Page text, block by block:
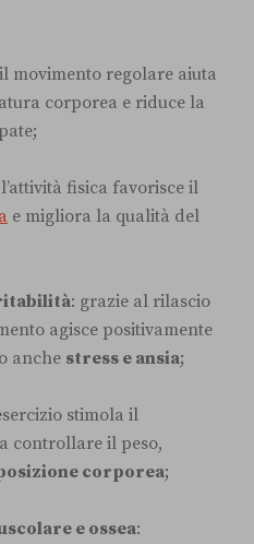
movimento regolare aiuta
corporea e riduce la
fisica favorisce il
e migliora la qualità del
: grazie al rilascio
agisce positivamente
anche stress e ansia;
stimola il
controllare il peso,
corporea;
e ossea: